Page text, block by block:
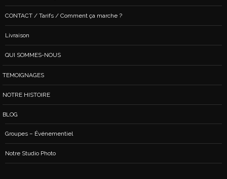
CONTACT / Tarifs / Comment ça marche ?
Livraison
QUI SOMMES-NOUS
TEMOIGNAGES
NOTRE HISTOIRE
BLOG
Groupes – Événementiel
Notre Studio Photo